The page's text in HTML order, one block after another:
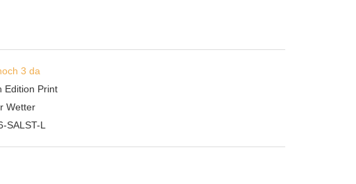
3 da
Edition Print
Wetter
SALST-L